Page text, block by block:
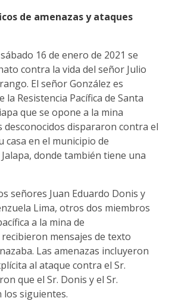
de amenazas y ataques
16 de enero de 2021 se
contra la vida del señor Julio
El señor González es
la Resistencia Pacífica de Santa
que se opone a la mina
desconocidos dispararon contra el
casa en el municipio de
donde también tiene una
señores Juan Eduardo Donis y
Lima, otros dos miembros
a la mina de
mensajes de texto
Las amenazas incluyeron
al ataque contra el Sr.
que el Sr. Donis y el Sr.
los siguientes.